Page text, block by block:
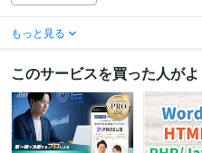
もっと見る
このサービスを買った人が